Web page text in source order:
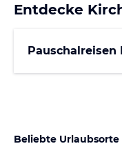
Entdecke
Pauschalreisen
Beliebte Urlaubsorte